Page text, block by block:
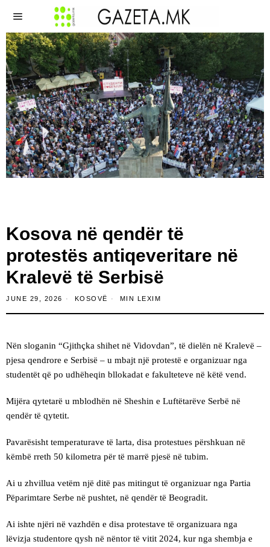
Kosova në qendër të
protestës antiqeveritare në
Kralevë të Serbisë
JUNE 29, 2026 KOSOVË MIN LEXIM
Nën sloganin “Gjithçka shihet në Vidovdan”, të dielën në Kralevë –
pjesa qendrore e Serbisë – u mbajt një protestë e organizuar nga
studentët që po udhëheqin bllokadat e fakulteteve në këtë vend.
Mijëra qytetarë u mblodhën në Sheshin e Luftëtarëve Serbë në
qendër të qytetit.
Pavarësisht temperaturave të larta, disa protestues përshkuan në
këmbë rreth 50 kilometra për të marrë pjesë në tubim.
Ai u zhvillua vetëm një ditë pas mitingut të organizuar nga Partia
Pëparimtare Serbe në pushtet, në qendër të Beogradit.
Ai ishte njëri në vazhdën e disa protestave të organizuara nga
lëvizja studentore qysh në nëntor të vitit 2024, kur nga shembja e